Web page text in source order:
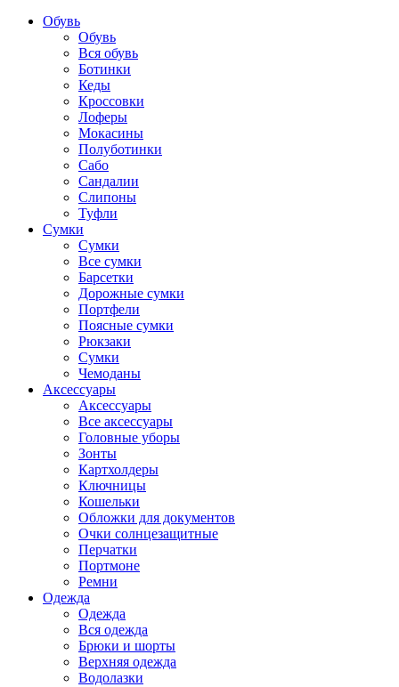
Обувь
Обувь
Вся обувь
Ботинки
Кеды
Кроссовки
Лоферы
Мокасины
Полуботинки
Сабо
Сандалии
Слипоны
Туфли
Сумки
Сумки
Все сумки
Барсетки
Дорожные сумки
Портфели
Поясные сумки
Рюкзаки
Сумки
Чемоданы
Аксессуары
Аксессуары
Все аксессуары
Головные уборы
Зонты
Картхолдеры
Ключницы
Кошельки
Обложки для документов
Очки солнцезащитные
Перчатки
Портмоне
Ремни
Одежда
Одежда
Вся одежда
Брюки и шорты
Верхняя одежда
Водолазки